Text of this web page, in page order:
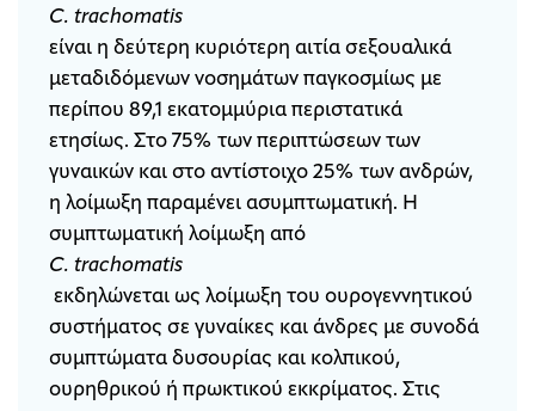
C. trachomatis
είναι η δεύτερη κυριότερη αιτία σεξουαλικά
μεταδιδόμενων νοσημάτων παγκοσμίως με
περίπου 89,1 εκατομμύρια περιστατικά
ετησίως. Στο 75% των περιπτώσεων των
γυναικών και στο αντίστοιχο 25% των ανδρών,
η λοίμωξη παραμένει ασυμπτωματική. Η
συμπτωματική λοίμωξη από
C. trachomatis
εκδηλώνεται ως λοίμωξη του ουρογεννητικού
συστήματος σε γυναίκες και άνδρες με συνοδά
συμπτώματα δυσουρίας και κολπικού,
ουρηθρικού ή πρωκτικού εκκρίματος. Στις